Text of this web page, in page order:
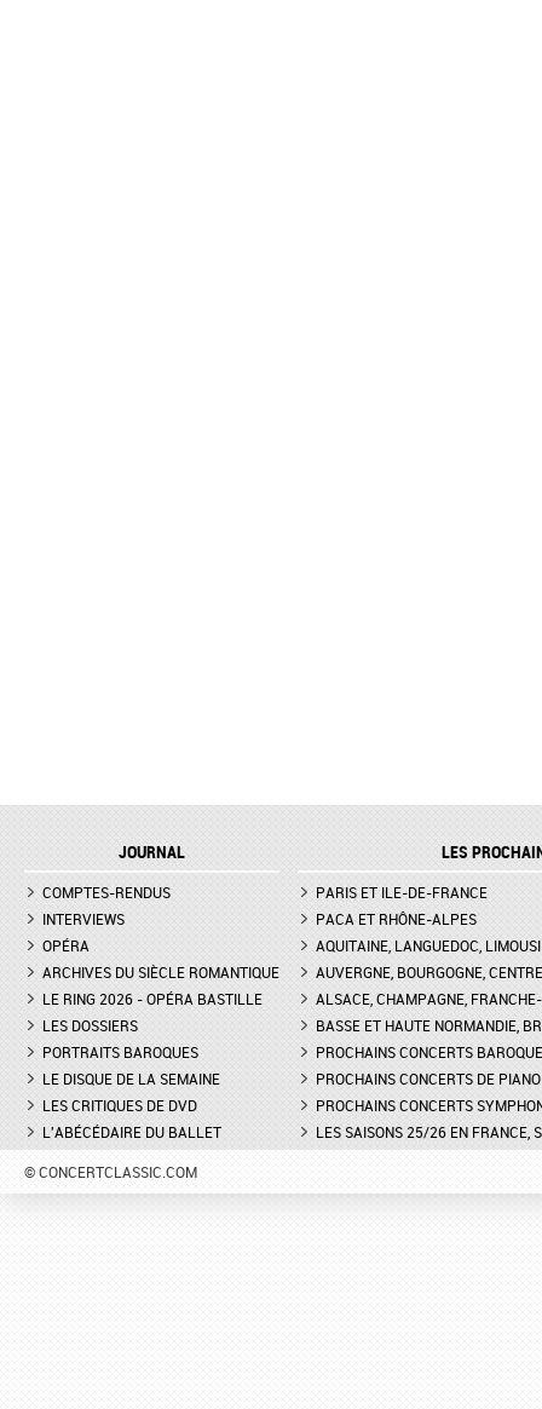
JOURNAL
COMPTES-RENDUS
INTERVIEWS
OPÉRA
ARCHIVES DU SIÈCLE ROMANTIQUE
LE RING 2026 - OPÉRA BASTILLE
LES DOSSIERS
PORTRAITS BAROQUES
LE DISQUE DE LA SEMAINE
LES CRITIQUES DE DVD
L'ABÉCÉDAIRE DU BALLET
LES
PARIS ET ILE-DE-FRANCE
PACA ET RHÔNE-ALPES
AQUITAINE, LANGUEDOC,
AUVERGNE, BOURGOGNE, CENTRE
ALSACE, CHAMPAGNE,
BASSE ET HAUTE NORMANDIE,
PROCHAINS CONCERTS
PROCHAINS CONCERTS DE PIANO
PROCHAINS CONCERTS
LES SAISONS 25/26 EN FRANCE,
© CONCERTCLASSIC.COM